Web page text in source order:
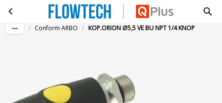
Ga naar hoofdinhoudKOP.ORION Ø5,5 VE BU NPT 1/4 KNOP
/ Conform ARBO / KOP.ORION Ø5,5 VE BU NPT 1/4 KNOP